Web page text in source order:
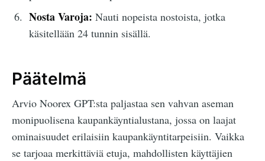
Nosta Varoja: Nauti nopeista nostoista, jotka
käsitellään 24 tunnin sisällä.
Päätelmä
Arvio Noorex GPT:sta paljastaa sen vahvan aseman
monipuolisena kaupankäyntialustana, jossa on laajat
ominaisuudet erilaisiin kaupankäyntitarpeisiin. Vaikka
se tarjoaa merkittäviä etuja, mahdollisten käyttäjien